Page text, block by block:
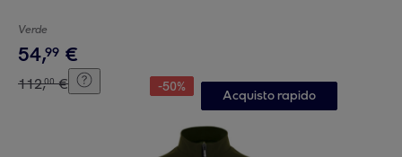
Verde
54,99 €
112,00 € -50%
Acquisto rapido